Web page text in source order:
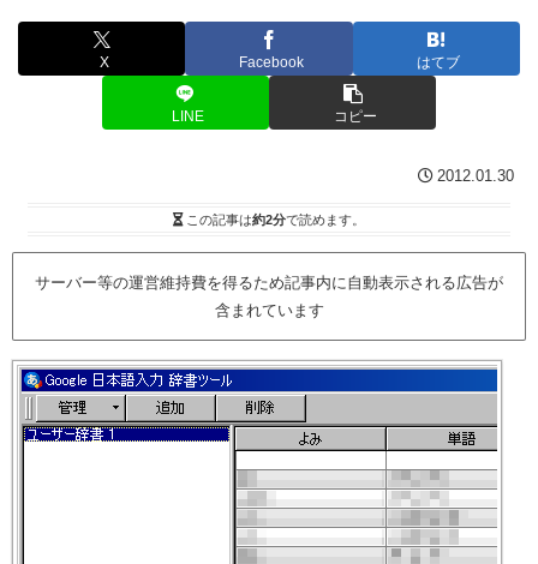
X Facebook はてブ
LINE コピー
2012.01.30
この記事は約2分で読めます。
サーバー等の運営維持費を得るため記事内に自動表示される広告が
含まれています